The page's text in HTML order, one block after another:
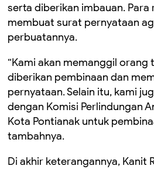
serta diberikan imbauan. Para
membuat surat pernyataan
perbuatannya.
“Kami akan memanggil orang
diberikan pembinaan dan
pernyataan. Selain itu, kami
dengan Komisi Perlindungan
Kota Pontianak untuk
tambahnya.
Di akhir keterangannya, Kanit